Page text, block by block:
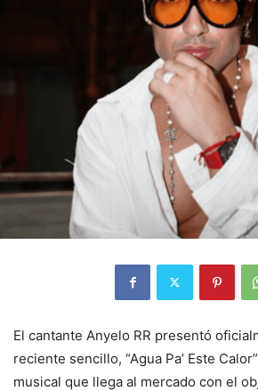
El cantante Anyelo RR presentó
reciente sencillo, “Agua Pa’ Este
musical que llega al mercado con el